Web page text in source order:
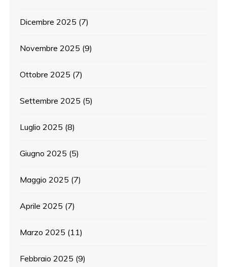
Dicembre 2025 (7)
Novembre 2025 (9)
Ottobre 2025 (7)
Settembre 2025 (5)
Luglio 2025 (8)
Giugno 2025 (5)
Maggio 2025 (7)
Aprile 2025 (7)
Marzo 2025 (11)
Febbraio 2025 (9)